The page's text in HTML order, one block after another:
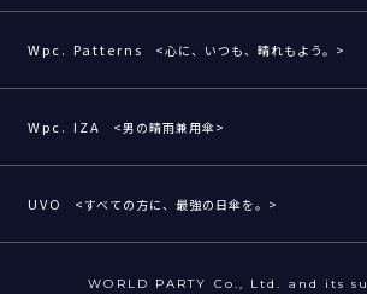
Wpc. Patterns <心に、いつも、晴れもよう。>
Wpc. IZA <男の晴雨兼用傘>
UVO <すべての方に、最強の日傘を。>
WORLD PARTY Co., Ltd. and its